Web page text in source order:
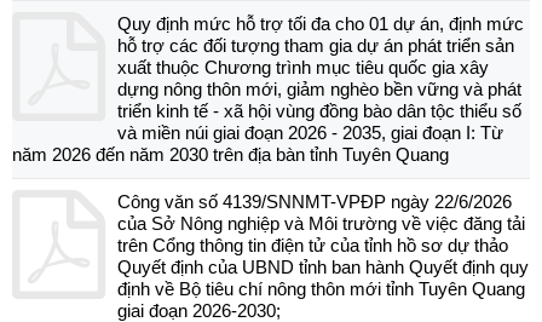
Quy định mức hỗ trợ tối đa cho 01 dự án, định mức
hỗ trợ các đối tượng tham gia dự án phát triển sản
xuất thuộc Chương trình mục tiêu quốc gia xây
dựng nông thôn mới, giảm nghèo bền vững và phát
triển kinh tế - xã hội vùng đồng bào dân tộc thiểu số
và miền núi giai đoạn 2026 - 2035, giai đoạn I: Từ
năm 2026 đến năm 2030 trên địa bàn tỉnh Tuyên Quang
Công văn số 4139/SNNMT-VPĐP ngày 22/6/2026
của Sở Nông nghiệp và Môi trường về việc đăng tải
trên Cổng thông tin điện tử của tỉnh hồ sơ dự thảo
Quyết định của UBND tỉnh ban hành Quyết định quy
định về Bộ tiêu chí nông thôn mới tỉnh Tuyên Quang
giai đoạn 2026-2030;